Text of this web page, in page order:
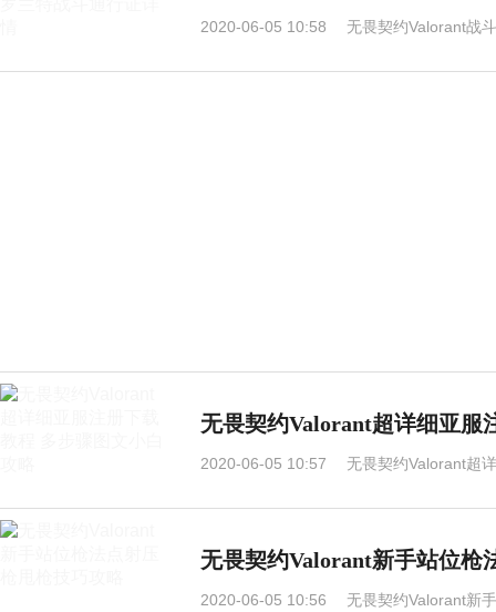
2020-06-05 10:58 无畏契约Valorant战
无畏契约Valorant超详细亚服
2020-06-05 10:57 无畏契约Valorant超
无畏契约Valorant新手站位枪
2020-06-05 10:56 无畏契约Valorant新